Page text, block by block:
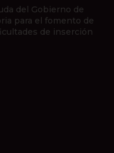
del Gobierno de
para el fomento de
de inserción